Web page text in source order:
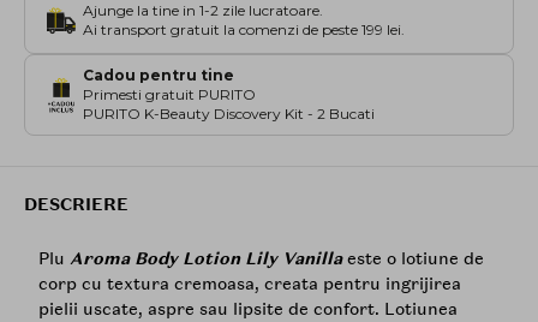
Ajunge la tine in 1-2 zile lucratoare.
Ai transport gratuit la comenzi de peste 199 lei.
Cadou pentru tine
Primesti gratuit PURITO
PURITO K-Beauty Discovery Kit - 2 Bucati
DESCRIERE
Plu Aroma Body Lotion Lily Vanillaeste o lotiune de
corp cu textura cremoasa, creata pentru ingrijirea
pielii uscate, aspre sau lipsite de confort. Lotiunea